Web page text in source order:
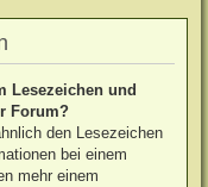
Lesezeichen und
Forum?
den Lesezeichen
bei einem
mehr einem